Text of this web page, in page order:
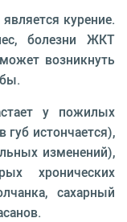
курение.
болезни ЖКТ
возникнуть
у пожилых
истончается),
изменений),
хронических
сахарный